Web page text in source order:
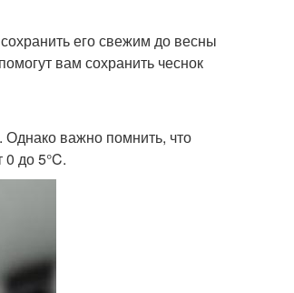
его свежим до весны
вам сохранить чеснок
Однако важно помнить, что
до 5°C.